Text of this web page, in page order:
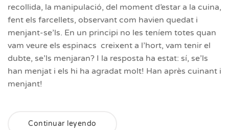
recollida, la manipulació, del moment d’estar a la cuina,
fent els farcellets, observant com havien quedat i
menjant-se’ls. En un principi no les teníem totes quan
vam veure els espinacs creixent a l’hort, vam tenir el
dubte, se’ls menjaran? I la resposta ha estat: sí, se’ls
han menjat i els hi ha agradat molt! Han après cuinant i
menjant!
Continuar leyendo